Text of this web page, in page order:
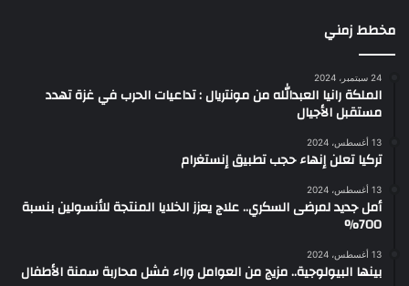
مخطط زمني
24 سبتمبر، 2024
الملكة رانيا العبدالله من مونتريال : تداعيات الحرب في غزة تهدد
مستقبل الأجيال
13 أغسطس، 2024
تركيا تعلن إنهاء حجب تطبيق إنستغرام
13 أغسطس، 2024
أمل جديد لمرضى السكري.. علاج يعزز الخلايا المنتجة للأنسولين بنسبة
700%
13 أغسطس، 2024
بينها البيولوجية.. مزيج من العوامل وراء فشل محاربة سمنة الأطفال